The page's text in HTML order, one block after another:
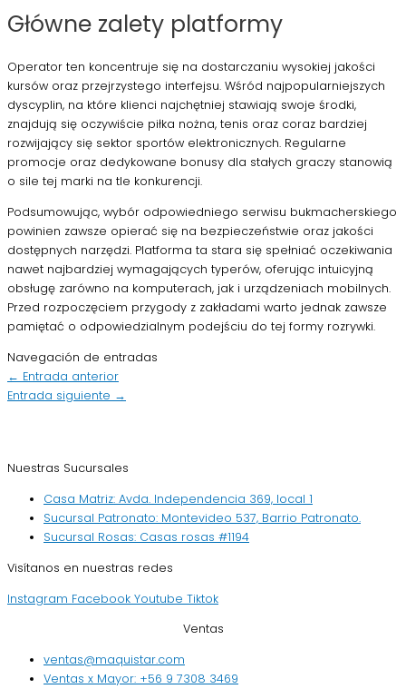
Główne zalety platformy
Operator ten koncentruje się na dostarczaniu wysokiej jakości
kursów oraz przejrzystego interfejsu. Wśród najpopularniejszych
dyscyplin, na które klienci najchętniej stawiają swoje środki,
znajdują się oczywiście piłka nożna, tenis oraz coraz bardziej
rozwijający się sektor sportów elektronicznych. Regularne
promocje oraz dedykowane bonusy dla stałych graczy stanowią
o sile tej marki na tle konkurencji.
Podsumowując, wybór odpowiedniego serwisu bukmacherskiego
powinien zawsze opierać się na bezpieczeństwie oraz jakości
dostępnych narzędzi. Platforma ta stara się spełniać oczekiwania
nawet najbardziej wymagających typerów, oferując intuicyjną
obsługę zarówno na komputerach, jak i urządzeniach mobilnych.
Przed rozpoczęciem przygody z zakładami warto jednak zawsze
pamiętać o odpowiedzialnym podejściu do tej formy rozrywki.
Navegación de entradas
← Entrada anterior
Entrada siguiente →
Nuestras Sucursales
Casa Matriz: Avda. Independencia 369, local 1
Sucursal Patronato: Montevideo 537, Barrio Patronato.
Sucursal Rosas: Casas rosas #1194
Visítanos en nuestras redes
Instagram Facebook Youtube Tiktok
Ventas
ventas@maquistar.com
Ventas x Mayor: +56 9 7308 3469